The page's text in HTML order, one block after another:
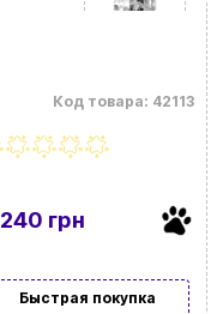
Код товара: 42113
240 грн
Быстрая покупка